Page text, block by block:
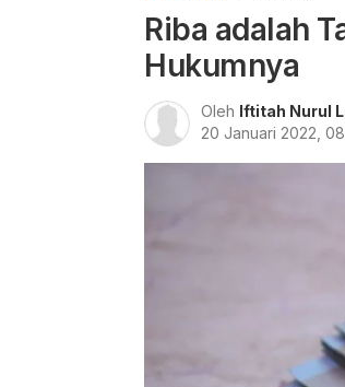
Riba adalah
Hukumnya
Oleh Iftitah Nurul
20 Januari 2022,